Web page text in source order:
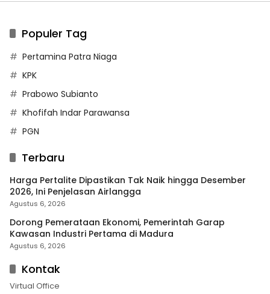
Populer Tag
Pertamina Patra Niaga
KPK
Prabowo Subianto
Khofifah Indar Parawansa
PGN
Terbaru
Harga Pertalite Dipastikan Tak Naik hingga Desember
2026, Ini Penjelasan Airlangga
Agustus 6, 2026
Dorong Pemerataan Ekonomi, Pemerintah Garap
Kawasan Industri Pertama di Madura
Agustus 6, 2026
Kontak
Virtual Office